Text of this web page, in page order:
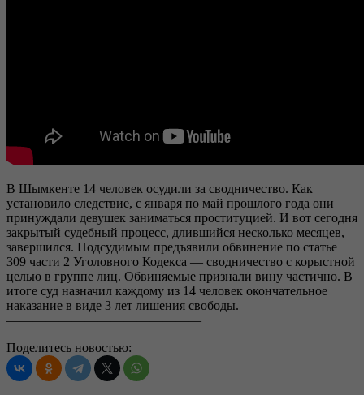
В Шымкенте 14 человек осудили за сводничество. Как
установило следствие, с января по май прошлого года они
принуждали девушек заниматься проституцией. И вот сегодня
закрытый судебный процесс, длившийся несколько месяцев,
завершился. Подсудимым предъявили обвинение по статье
309 части 2 Уголовного Кодекса — сводничество с корыстной
целью в группе лиц. Обвиняемые признали вину частично. В
итоге суд назначил каждому из 14 человек окончательное
наказание в виде 3 лет лишения свободы.
———————————————
Поделитесь новостью: